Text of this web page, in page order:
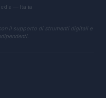
— Italia
il supporto di strumenti digitali e